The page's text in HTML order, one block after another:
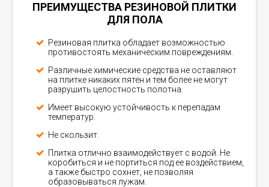
ПРЕИМУЩЕСТВА РЕЗИНОВОЙ ПЛИТКИ
ДЛЯ ПОЛА
Резиновая плитка обладает возможностью
противостоять механическим повреждениям.
Различные химические средства не оставляют
на плитке никаких пятен и тем более не могут
разрушить целостность полотна.
Имеет высокую устойчивость к перепадам
температур.
Не скользит.
Плитка отлично взаимодействует с водой. Не
коробиться и не портиться под ее воздействием,
а также быстро сохнет, не позволяя
образовываться лужам.